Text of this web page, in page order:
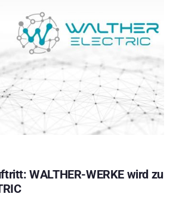
WALTHER-WERKE wird zu